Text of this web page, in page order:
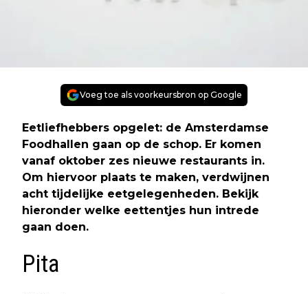
Voeg toe als voorkeursbron op Google
Eetliefhebbers opgelet: de Amsterdamse
Foodhallen gaan op de schop. Er komen
vanaf oktober zes nieuwe restaurants in.
Om hiervoor plaats te maken, verdwijnen
acht tijdelijke eetgelegenheden. Bekijk
hieronder welke eettentjes hun intrede
gaan doen.
Pita